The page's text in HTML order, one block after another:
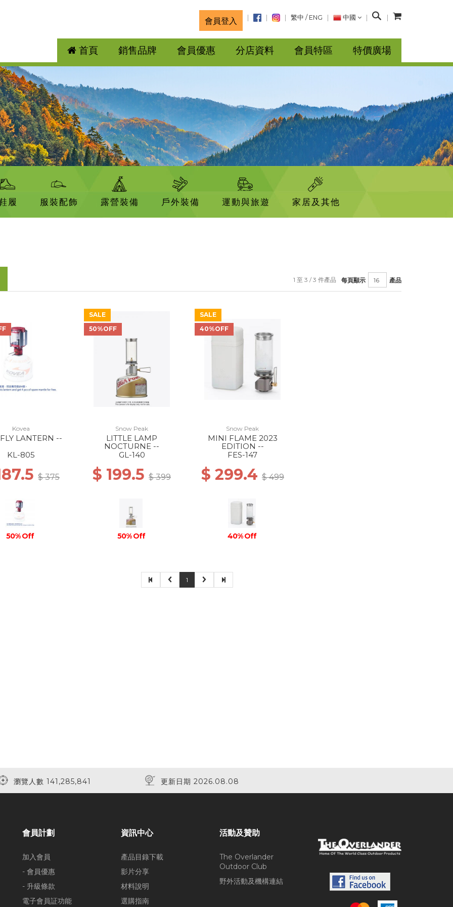
會員登入 繁中 / ENG 中國
搜
首頁 銷售品牌 會員優惠 分店資料 會員特區 特價廣場
履 服裝配飾 露營裝備 戶外裝備 運動與旅遊 家居及其他
每頁顯示 產品
1 至 3 / 3 件產品
Kovea
LANTERN --
KL-805
$ 375
50% Off
SALE
50%OFF
Snow Peak
LITTLE LAMP
NOCTURNE --
GL-140
$ 199.5$ 399
50% Off
SALE
40%OFF
Snow Peak
MINI FLAME 2023
EDITION --
FES-147
$ 299.4 $ 499
40% Off
1
瀏覽人數 141,285,841 更新日期 2026.08.08
會員計劃
加入會員
- 會員優惠
- 升級條款
電子會員証功能
資訊中心
產品目錄下載
影片分享
材料說明
選購指南
活動及贊助
The Overlander
Outdoor Club
野外活動及機構連結